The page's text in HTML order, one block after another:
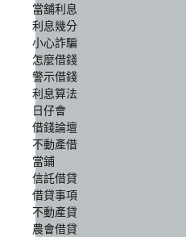
當舖利息
利息幾分
小心詐騙
怎麼借錢
警示借錢
利息算法
日仔會
借錢論壇
不動產借
當鋪
信託借貸
借貸事項
不動產貸
農會借貸